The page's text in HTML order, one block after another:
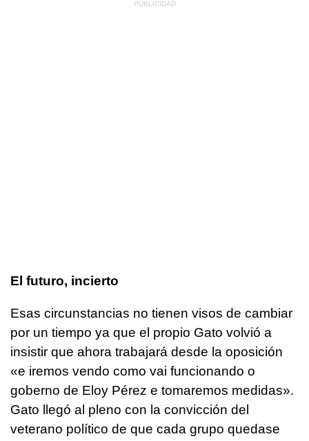
El futuro, incierto
Esas circunstancias no tienen visos de cambiar
por un tiempo ya que el propio Gato volvió a
insistir que ahora trabajará desde la oposición
«e iremos vendo como vai funcionando o
goberno de Eloy Pérez e tomaremos medidas».
Gato llegó al pleno con la convicción del
veterano político de que cada grupo quedase